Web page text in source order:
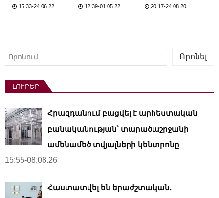
15:33-24.06.22 12:39-01.05.22 20:17-24.08.20
Որոնել
Որոնել
ԼՈՒՐԵՐ
Հրազդանում բացվել է արհեստական ​​
բանականության՝ տարածաշրջանի
ամենամեծ տվյալների կենտրոնը
15:55-08.08.26
Հաստատվել են երաժշտական,